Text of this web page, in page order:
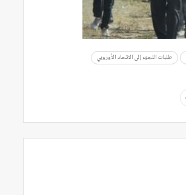
طلبات اللجوء إلى الاتحاد الأوروبي